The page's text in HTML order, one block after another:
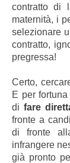
contratto di
maternità, i
selezionare
contratto,
pregressa!
Certo,
E per
difare
fronte a
di fronte
infrangere
già pronto